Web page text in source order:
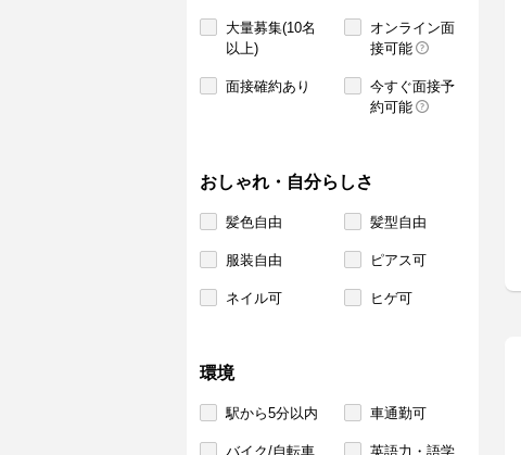
大量募集(10名
以上)
オンライン面
接可能
面接確約あり
今すぐ面接予
約可能
おしゃれ・自分らしさ
髪色自由 髪型自由
服装自由 ピアス可
ネイル可 ヒゲ可
環境
駅から5分以内 車通勤可
バイク/自転車 英語力・語学